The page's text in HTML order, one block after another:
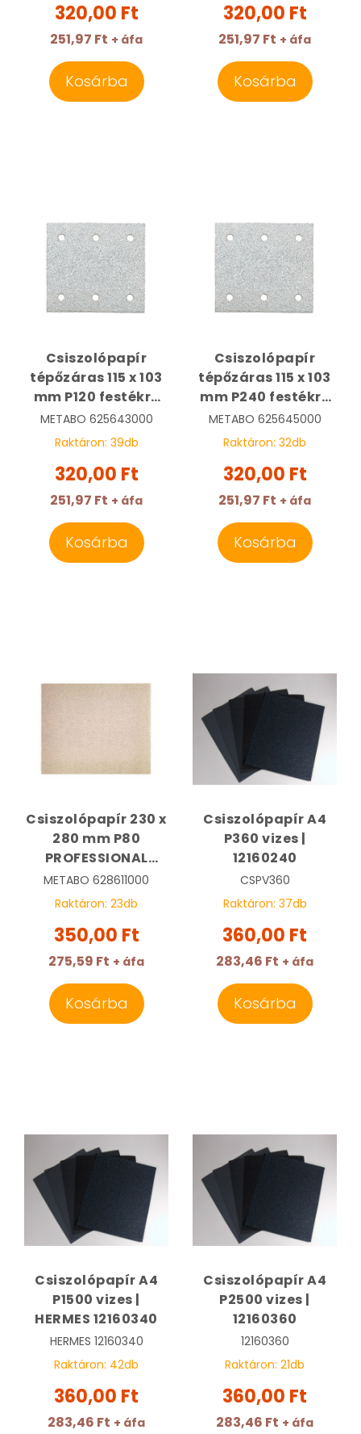
320,00 Ft
251,97 Ft + áfa
Kosárba
320,00 Ft
251,97 Ft + áfa
Kosárba
Csiszolópapír
tépőzáras 115 x 103
mm P120 festékre
fehér | METABO
625643000
METABO 625643000
Raktáron: 39db
320,00 Ft
251,97 Ft + áfa
Kosárba
Csiszolópapír
tépőzáras 115 x 103
mm P240 festékre
fehér | METABO
625645000
METABO 625645000
Raktáron: 32db
320,00 Ft
251,97 Ft + áfa
Kosárba
Csiszolópapír 230 x
280 mm P80
PROFESSIONAL
Fához, Lakkhoz |
METABO 628611000
METABO 628611000
Raktáron: 23db
350,00 Ft
275,59 Ft + áfa
Kosárba
Csiszolópapír A4
P360 vizes |
12160240
CSPV360
Raktáron: 37db
360,00 Ft
283,46 Ft + áfa
Kosárba
Csiszolópapír A4
P1500 vizes |
HERMES 12160340
HERMES 12160340
Raktáron: 42db
360,00 Ft
283,46 Ft + áfa
Csiszolópapír A4
P2500 vizes |
12160360
12160360
Raktáron: 21db
360,00 Ft
283,46 Ft + áfa